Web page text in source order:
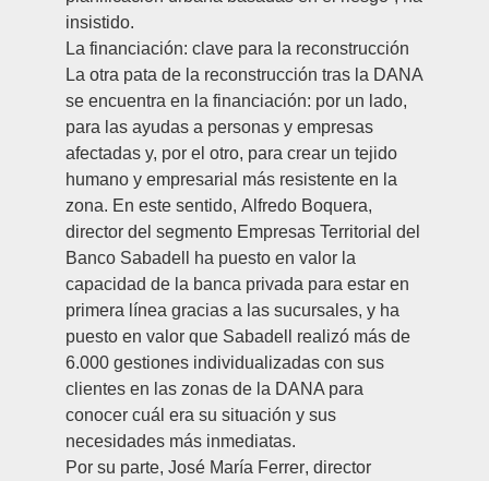
insistido.
La financiación: clave para la reconstrucción
La otra pata de la reconstrucción tras la DANA
se encuentra en la financiación: por un lado,
para las ayudas a personas y empresas
afectadas y, por el otro, para crear un tejido
humano y empresarial más resistente en la
zona. En este sentido, Alfredo Boquera,
director del segmento Empresas Territorial del
Banco Sabadell ha puesto en valor la
capacidad de la banca privada para estar en
primera línea gracias a las sucursales, y ha
puesto en valor que Sabadell realizó más de
6.000 gestiones individualizadas con sus
clientes en las zonas de la DANA para
conocer cuál era su situación y sus
necesidades más inmediatas.
Por su parte, José María Ferrer, director